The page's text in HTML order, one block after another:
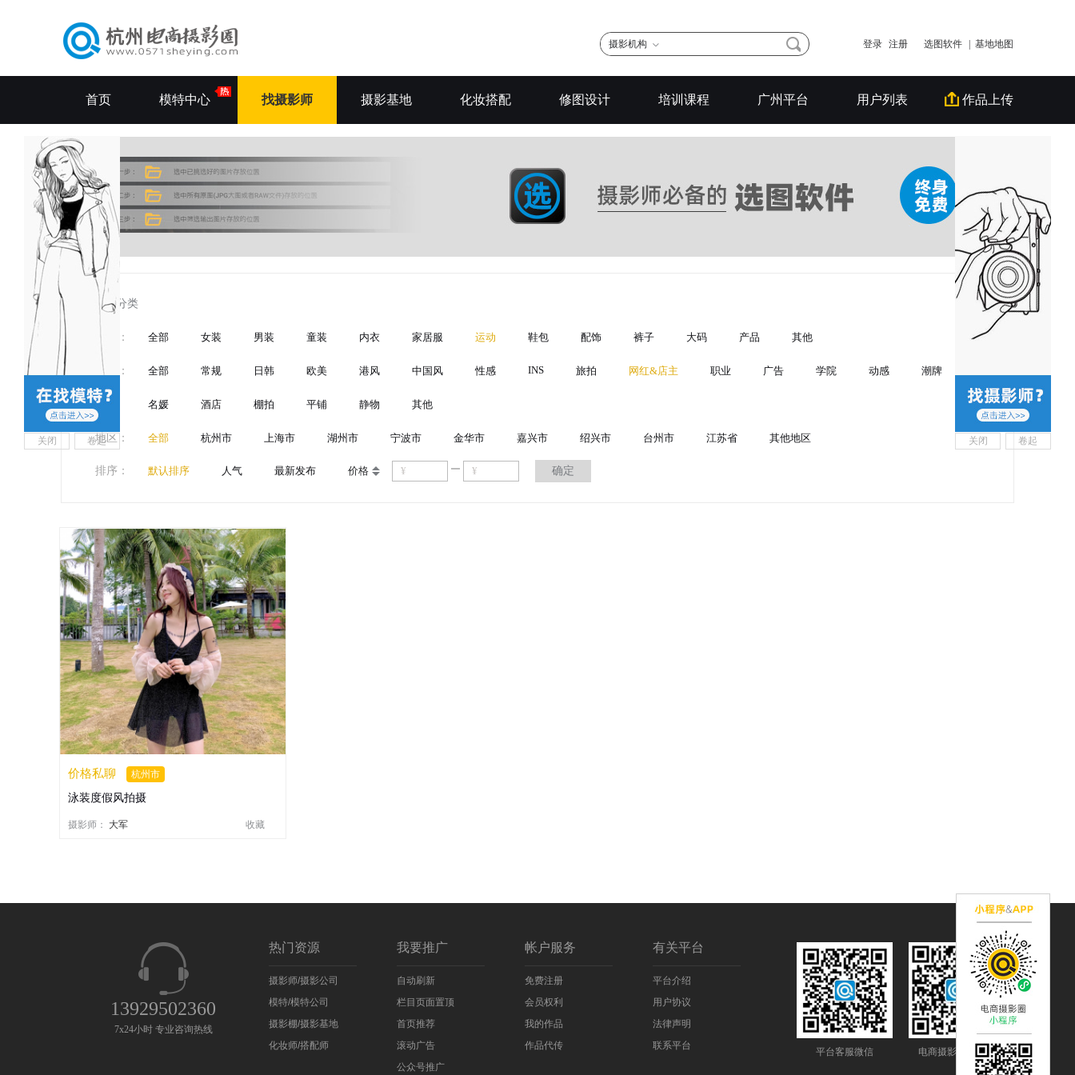
关闭 卷起 关闭 卷起
摄影机构 登录 注册 选图软件 | 基地地图
首页 模特中心 找摄影师 摄影基地 化妆搭配 修图设计 培训课程 广州平台 用户列表 作品上传
所有分类
： 全部 女装 男装 童装 内衣 家居服 运动 鞋包 配饰 裤子 大码 产品 其他
风格 ： 全部 常规 日韩 欧美 港风 中国风 性感 INS 旅拍 网红&店主 职业 广告 学院 动感 潮牌
名媛 酒店 棚拍 平铺 静物 其他
地区 ： 全部 杭州市 上海市 湖州市 宁波市 金华市 嘉兴市 绍兴市 台州市 江苏省 其他地区
排序 ： 默认排序 人气 最新发布 价格 确定
价格私聊 杭州市
泳装度假风拍摄
摄影师： 大军 收藏
13929502360
7x24小时 专业咨询热线
热门资源
摄影师/摄影公司
模特/模特公司
摄影棚/摄影基地
化妆师/搭配师
我要推广
自动刷新
栏目页面置顶
首页推荐
滚动广告
公众号推广
帐户服务
免费注册
会员权利
我的作品
作品代传
有关平台
平台介绍
用户协议
法律声明
联系平台
平台客服微信 电商摄影圈公众号